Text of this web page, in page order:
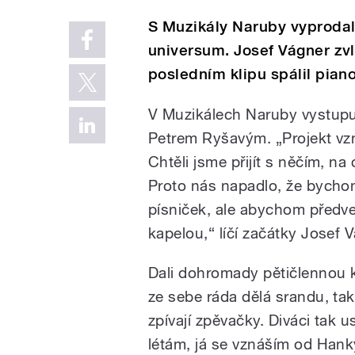
S Muzikály Naruby
universum. Josef Vágner
posledním klipu spálil
V Muzikálech Naruby
Petrem Ryšavým. „Projekt
Chtěli jsme přijít s něčím, na
Proto nás napadlo, že
písniček, ale abychom
kapelou,“ líčí začátky Josef
Dali dohromady pětičlennou
ze sebe ráda dělá srandu,
zpívají zpěvačky. Diváci tak
létám, já se vznáším od